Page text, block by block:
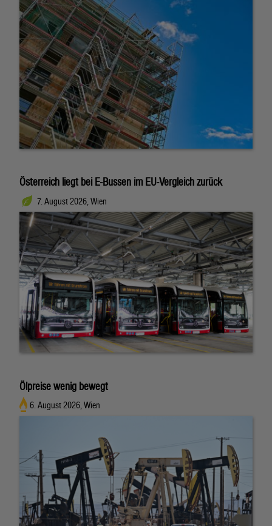
Österreich liegt bei E-Bussen im EU-Vergleich zurück
7. August 2026, Wien
Ölpreise wenig bewegt
6. August 2026, Wien